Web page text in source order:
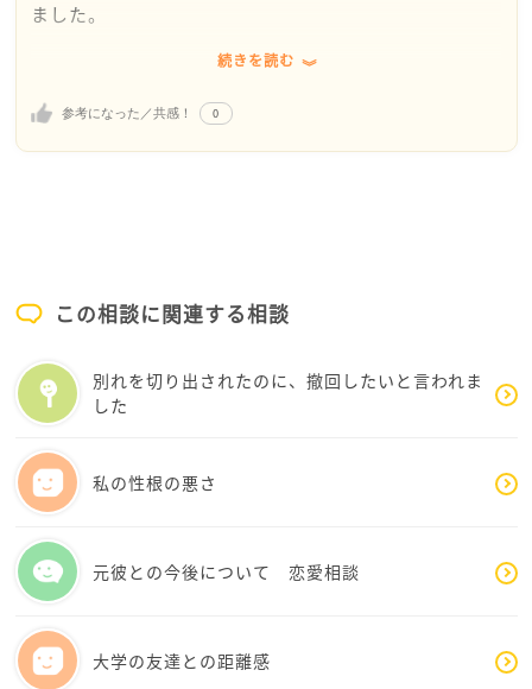
ました。
後輩さんのために一生懸命計画を立てて、憧れの先輩
に会える機会を作ったのですね。それなのに約束の時
間に来てもらえなかったら、悲しかったですし、拍子
抜けした気持ちにもなったと思います。
むしろ今も「また前みたいに話したい」「一緒に推し
の話をしたい」と思っている。その気持ちが残ってい
人間関係は、不思議なもので、時間が空けば空くほど
うに「今さらどう話しかけよう」と思っていることが
少なくありません。
ですから、まずは大きな話し合いをしようとしなくて
大丈夫です。
「この前、新しいグッズ出てたね」
「最近推しどう？」
続きを読む
参考になった／共感！ 0
この相談に関連する相談
別れを切り出されたのに、撤回したいと言われま
した
私の性根の悪さ
元彼との今後について 恋愛相談
大学の友達との距離感